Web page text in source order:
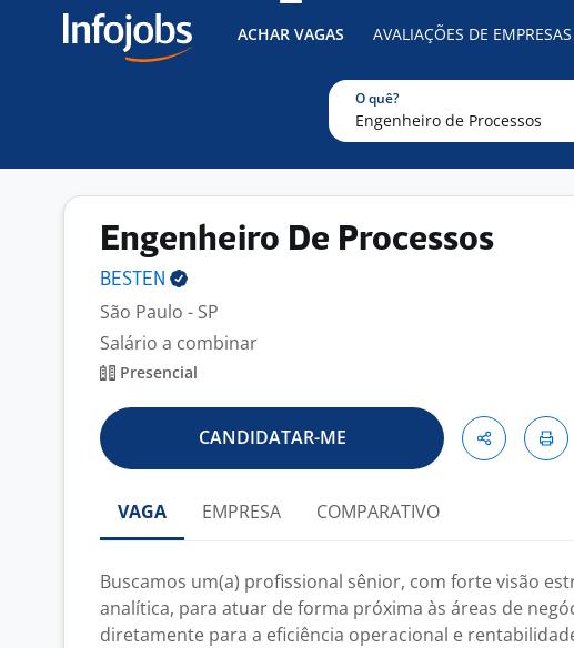
ACHAR VAGAS AVALIAÇÕES DE EMPRESAS
O quê?
Engenheiro De Processos
BESTEN
São Paulo - SP
Salário a combinar
Presencial
CANDIDATAR-ME
VAGA EMPRESA COMPARATIVO
Buscamos um(a) profissional sênior, com forte visão
analítica, para atuar de forma próxima às áreas de
diretamente para a eficiência operacional e